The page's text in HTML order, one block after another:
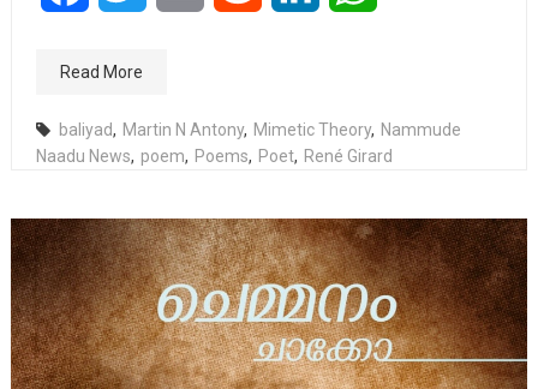
Read More
baliyad, Martin N Antony, Mimetic Theory, Nammude
Naadu News, poem, Poems, Poet, René Girard